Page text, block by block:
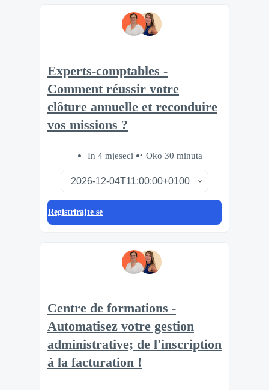
Experts-comptables -
Comment réussir votre
clôture annuelle et reconduire
vos missions ?
In 4 mjeseci Oko 30 minuta
Registrirajte se
Centre de formations -
Automatisez votre gestion
administrative; de l'inscription
à la facturation !